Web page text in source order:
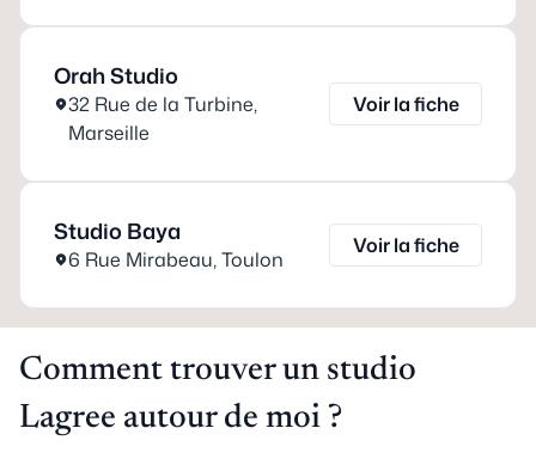
Orah Studio
32 Rue de la Turbine,
Marseille
Voir la fiche
Studio Baya
6 Rue Mirabeau,Toulon
Voir la fiche
Comment trouver un studio
Lagree autour de moi ?